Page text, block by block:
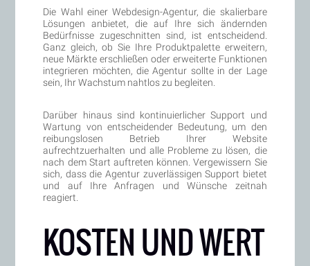
Die Wahl einer Webdesign-Agentur, die skalierbare
Lösungen anbietet, die auf Ihre sich ändernden
Bedürfnisse zugeschnitten sind, ist entscheidend.
Ganz gleich, ob Sie Ihre Produktpalette erweitern,
neue Märkte erschließen oder erweiterte Funktionen
integrieren möchten, die Agentur sollte in der Lage
sein, Ihr Wachstum nahtlos zu begleiten.
Darüber hinaus sind kontinuierlicher Support und
Wartung von entscheidender Bedeutung, um den
reibungslosen Betrieb Ihrer Website
aufrechtzuerhalten und alle Probleme zu lösen, die
nach dem Start auftreten können. Vergewissern Sie
sich, dass die Agentur zuverlässigen Support bietet
und auf Ihre Anfragen und Wünsche zeitnah
reagiert.
KOSTEN UND WERT